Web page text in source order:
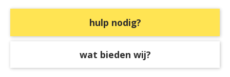
hulp nodig?
wat bieden wij?